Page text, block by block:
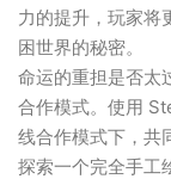
力的提升，玩家将
困世界的秘密。
命运的重担是否太
合作模式。使用
线合作模式下，共
探索一个完全手工